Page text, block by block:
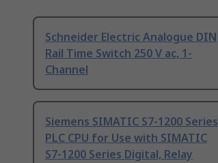
Schneider Electric Analogue DIN
Rail Time Switch 250 V ac, 1-
Channel
Siemens SIMATIC S7-1200 Series
PLC CPU for Use with SIMATIC
S7-1200 Series Digital, Relay